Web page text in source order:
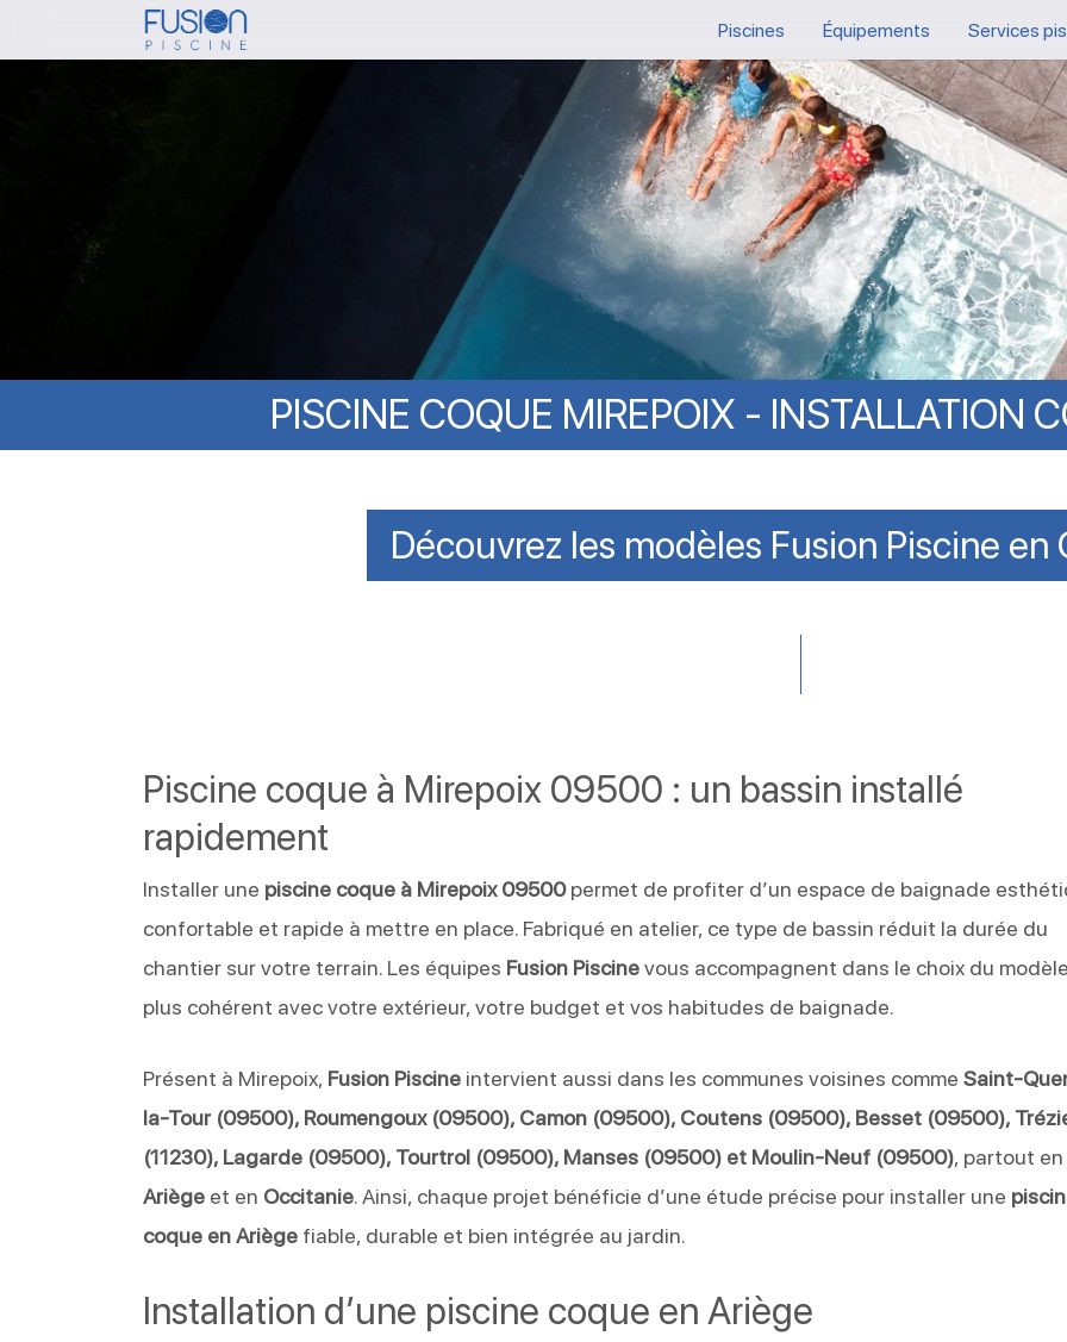
to
Piscines Équipements Services
PISCINE COQUE MIREPOIX - INSTALLATION
Découvrez les modèles Fusion Piscine en
Piscine coque à Mirepoix 09500 : un bassin installé
rapidement
Installer une piscine coque à Mirepoix 09500permet de profiter d’un espace de baignade
confortable et rapide à mettre en place. Fabriqué en atelier, ce type de bassin réduit la durée du
chantier sur votre terrain. Les équipes Fusion Piscinevous accompagnent dans le choix du
plus cohérent avec votre extérieur, votre budget et vos habitudes de baignade.
Présent à Mirepoix, Fusion Piscine intervient aussi dans les communes voisines commeSaint-
la-Tour (09500), Roumengoux (09500), Camon (09500), Coutens (09500), Besset (09500),
(11230), Lagarde (09500), Tourtrol (09500), Manses (09500) et Moulin-Neuf (09500), partout en
Ariège et en Occitanie. Ainsi, chaque projet bénéficie d’une étude précise pour installer une
coque en Ariège fiable, durable et bien intégrée au jardin.
Installation d’une piscine coque en Ariège